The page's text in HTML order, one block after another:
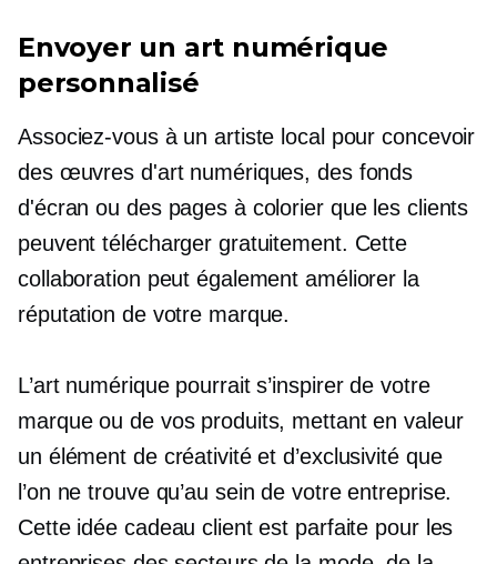
Envoyer un art numérique
personnalisé
Associez-vous à un artiste local pour concevoir
des œuvres d'art numériques, des fonds
d'écran ou des pages à colorier que les clients
peuvent télécharger gratuitement. Cette
collaboration peut également améliorer la
réputation de votre marque.
L’art numérique pourrait s’inspirer de votre
marque ou de vos produits, mettant en valeur
un élément de créativité et d’exclusivité que
l’on ne trouve qu’au sein de votre entreprise.
Cette idée cadeau client est parfaite pour les